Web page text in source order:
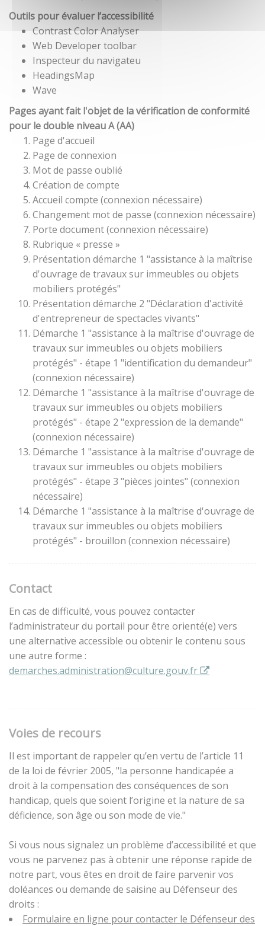
Outils pour évaluer l’accessibilité
Contrast Color Analyser
Web Developer toolbar
Inspecteur du navigateu
HeadingsMap
Wave
Pages ayant fait l'objet de la vérification de conformité
pour le double niveau A (AA)
Page d'accueil
Page de connexion
Mot de passe oublié
Création de compte
Accueil compte (connexion nécessaire)
Changement mot de passe (connexion nécessaire)
Porte document (connexion nécessaire)
Rubrique « presse »
Présentation démarche 1 "assistance à la maîtrise
d'ouvrage de travaux sur immeubles ou objets
mobiliers protégés"
Présentation démarche 2 "Déclaration d'activité
d'entrepreneur de spectacles vivants"
Démarche 1 "assistance à la maîtrise d'ouvrage de
travaux sur immeubles ou objets mobiliers
protégés" - étape 1 "identification du demandeur"
(connexion nécessaire)
Démarche 1 "assistance à la maîtrise d'ouvrage de
travaux sur immeubles ou objets mobiliers
protégés" - étape 2 "expression de la demande"
(connexion nécessaire)
Démarche 1 "assistance à la maîtrise d'ouvrage de
travaux sur immeubles ou objets mobiliers
protégés" - étape 3 "pièces jointes" (connexion
nécessaire)
Démarche 1 "assistance à la maîtrise d'ouvrage de
travaux sur immeubles ou objets mobiliers
protégés" - brouillon (connexion nécessaire)
Contact
En cas de difficulté, vous pouvez contacter
l’administrateur du portail pour être orienté(e) vers
une alternative accessible ou obtenir le contenu sous
une autre forme :
demarches.administration@culture.gouv.fr
Voies de recours
Il est important de rappeler qu’en vertu de l’article 11
de la loi de février 2005, "la personne handicapée a
droit à la compensation des conséquences de son
handicap, quels que soient l’origine et la nature de sa
déficience, son âge ou son mode de vie."
Si vous nous signalez un problème d’accessibilité et que
vous ne parvenez pas à obtenir une réponse rapide de
notre part, vous êtes en droit de faire parvenir vos
doléances ou demande de saisine au Défenseur des
droits :
Formulaire en ligne pour contacter le Défenseur des